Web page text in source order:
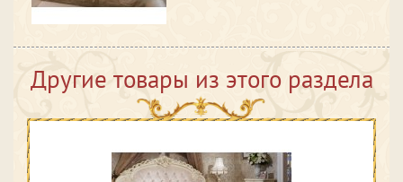
Другие товары из этого раздела